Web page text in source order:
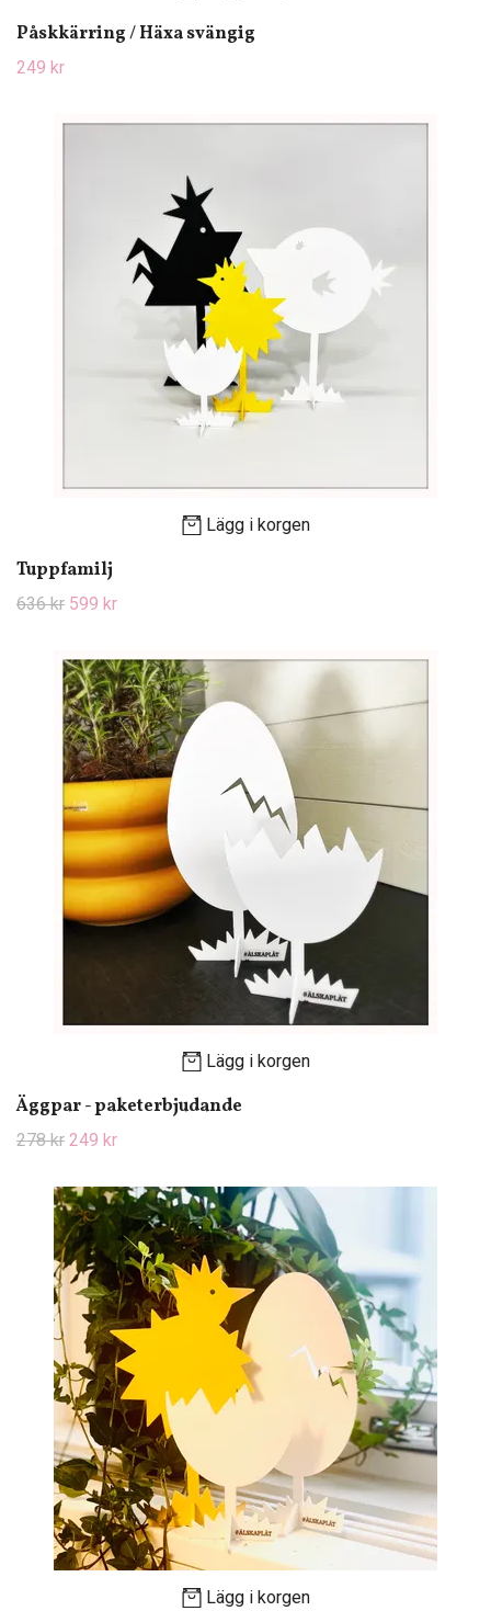
Påskkärring / Häxa svängig
249 kr
Lägg i korgen
Tuppfamilj
636 kr 599 kr
Lägg i korgen
Äggpar - paketerbjudande
278 kr 249 kr
Lägg i korgen